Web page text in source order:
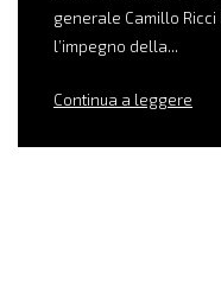
generale Camillo
l’impegno della...
Continua a leggere